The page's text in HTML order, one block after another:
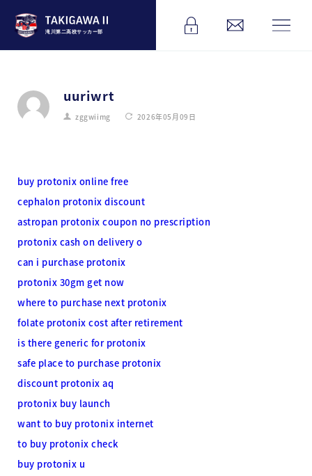
滝川第二高校サッカー部
uuriwrt
zggwiimg 2026年05月09日
buy protonix online free
cephalon protonix discount
astropan protonix coupon no prescription
protonix cash on delivery o
can i purchase protonix
protonix 30gm get now
where to purchase next protonix
folate protonix cost after retirement
is there generic for protonix
safe place to purchase protonix
discount protonix aq
protonix buy launch
want to buy protonix internet
to buy protonix check
buy protonix u